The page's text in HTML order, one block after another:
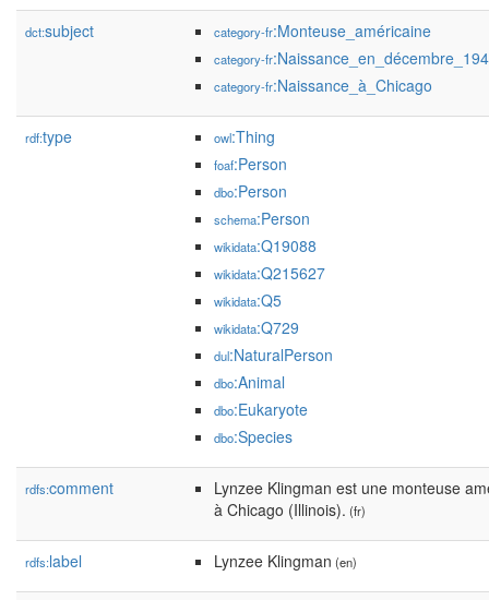
dct:subject category-fr:Monteuse_américaine
category-fr
category-fr:Naissance_à_Chicago
rdf:type owl:Thing
foaf:Person
dbo:Person
schema:Person
wikidata:Q19088
wikidata:Q215627
wikidata:Q5
wikidata:Q729
dul:NaturalPerson
dbo:Animal
dbo:Eukaryote
dbo:Species
rdfs:comment
Lynzee Klingman est une monteuse
à Chicago (Illinois). (fr)
rdfs:label Lynzee Klingman (en)